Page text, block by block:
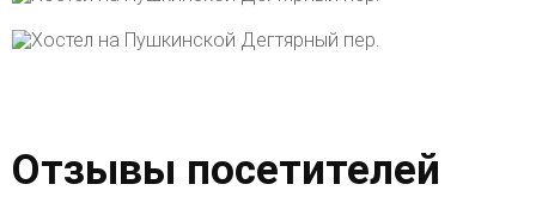
Отзывы посетителей